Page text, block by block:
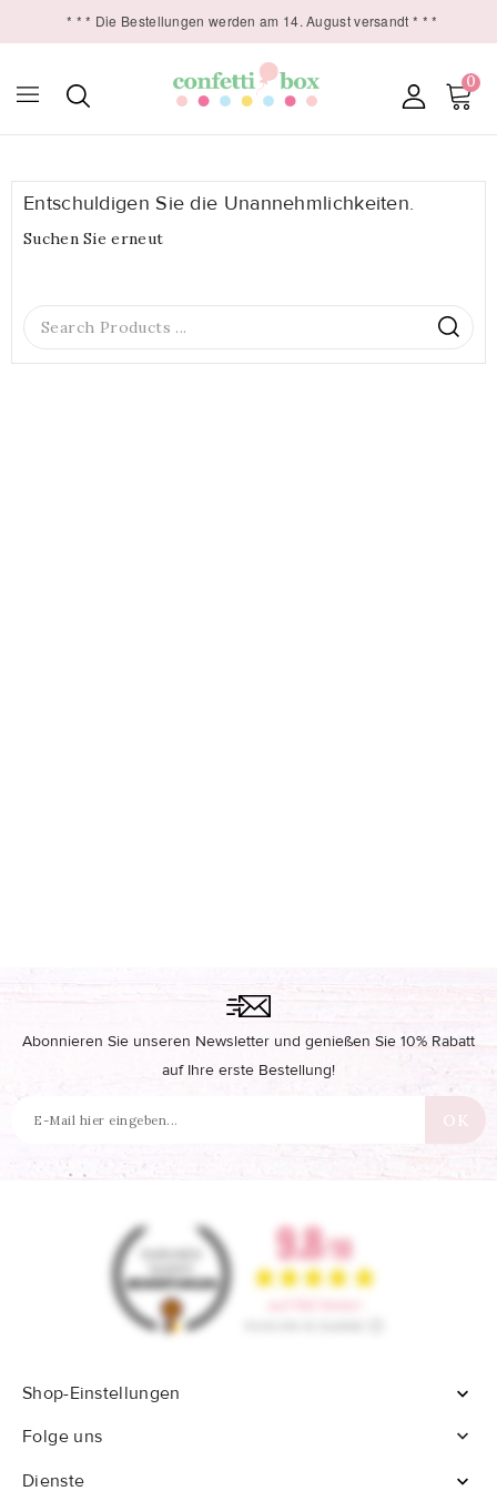
* * * Die Bestellungen werden am 14. August versandt * * *
0
Entschuldigen Sie die Unannehmlichkeiten.
Suchen Sie erneut
Abonnieren Sie unseren Newsletter und genießen Sie 10% Rabatt
auf Ihre erste Bestellung!
Shop-Einstellungen

Folge uns

Dienste
